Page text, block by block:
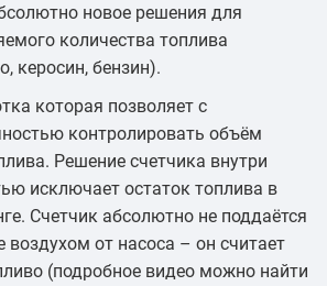
новое решения для
количества топлива
керосин, бензин).
которая позволяет с
контролировать объём
Решение счетчика внутри
исключает остаток топлива в
Счетчик абсолютно не поддаётся
воздухом от насоса – он считает
(подробное видео можно найти